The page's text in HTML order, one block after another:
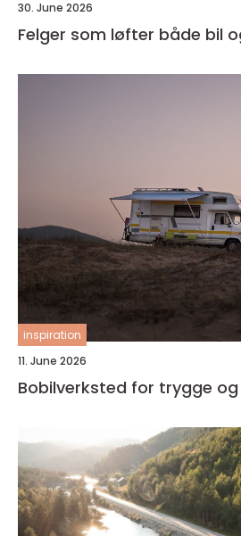
30. June 2026
Felger som løfter både bil
inspiration
11. June 2026
Bobilverksted for trygge